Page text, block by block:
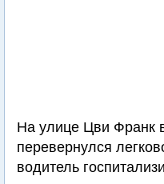
На улице Цви Франк
перевернулся
водитель